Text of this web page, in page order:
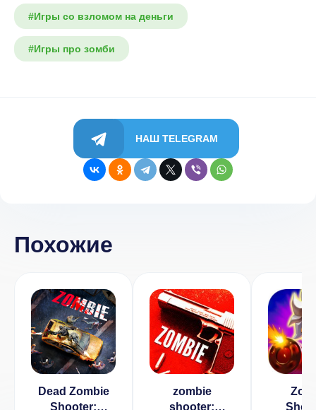
#Игры со взломом на деньги
#Игры про зомби
НАШ TELEGRAM
Похожие
Dead Zombie
Shooter:
zombie
shooter: